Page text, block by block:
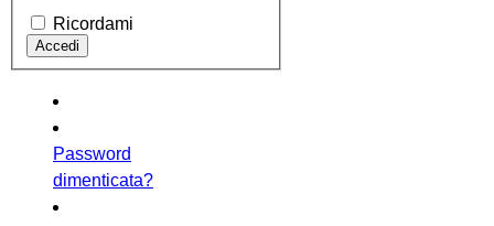
Ricordami
Password
dimenticata?